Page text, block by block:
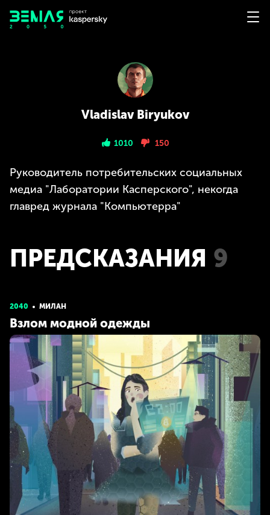
Vladislav Biryukov
1010 150
Руководитель потребительских социальных
медиа "Лаборатории Касперского", некогда
главред журнала "Компьютерра"
ПРЕДСКАЗАНИЯ 9
2040 МИЛАН
Взлом модной одежды